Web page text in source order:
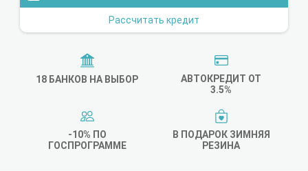
Рассчитать кредит
18 БАНКОВ НА ВЫБОР
АВТОКРЕДИТ ОТ
3.5%
-10% ПО
ГОСПРОГРАММЕ
В ПОДАРОК ЗИМНЯЯ
РЕЗИНА